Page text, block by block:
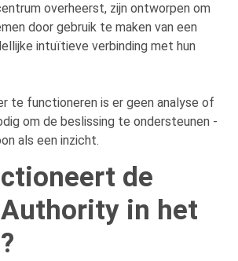
overheerst, zijn ontworpen om
door gebruik te maken van een
intuïtieve verbinding met hun
te functioneren is er geen analyse of
om de beslissing te ondersteunen -
als een inzicht.
de
in het